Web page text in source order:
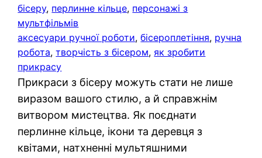
бісеру, перлинне кільце, персонажі з
мультфільмів
аксесуари ручної роботи, бісероплетіння, ручна
робота, творчість з бісером, як зробити
прикрасу
Прикраси з бісеру можуть стати не лише
виразом вашого стилю, а й справжнім
витвором мистецтва. Як поєднати
перлинне кільце, ікони та деревця з
квітами, натхненні мультяшними